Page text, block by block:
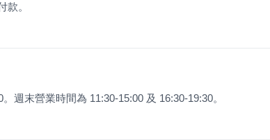
款。
週末營業時間為 11:30-15:00 及 16:30-19:30。